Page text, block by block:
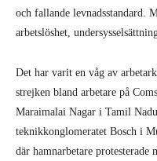
och fallande levnadsstandard.
arbetslöshet,
Det har varit en våg av
strejken bland arbetare på
Maraimalai Nagar i Tamil
teknikkonglomeratet Bosch i
där hamnarbetare